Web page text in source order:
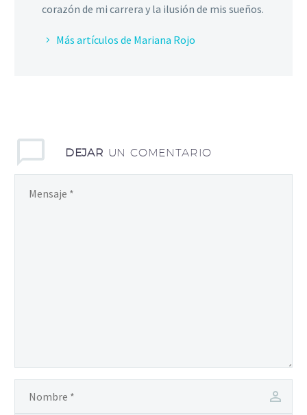
corazón de mi carrera y la ilusión de mis sueños.
Más artículos de Mariana Rojo
DEJAR UN COMENTARIO